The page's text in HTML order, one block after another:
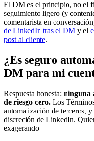
El DM es el principio, no el
seguimiento ligero (y
comentarista en
de LinkedIn tras el DM y el
post al cliente.
¿Es seguro
DM para mi
Respuesta honesta: ninguna
de riesgo cero. Los
automatización de terceros,
discreción de LinkedIn.
exagerando.